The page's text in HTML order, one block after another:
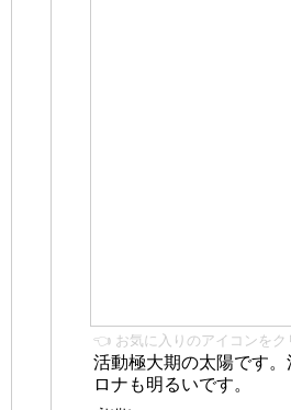
👈 お気に入りのアイコンをク
活動極大期の太陽です
ロナも明るいです。